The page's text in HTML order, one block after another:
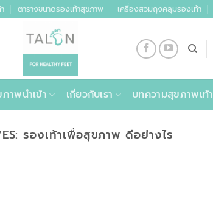
ตารางขนาดรองเท้าสุขภาพ เครื่องสวมถุงคลุมรองเท้า
าพนำเข้า เกี่ยวกับเรา บทความสุขภาพเท้า
รองเท้าเพื่อสุขภาพ ดีอย่างไร